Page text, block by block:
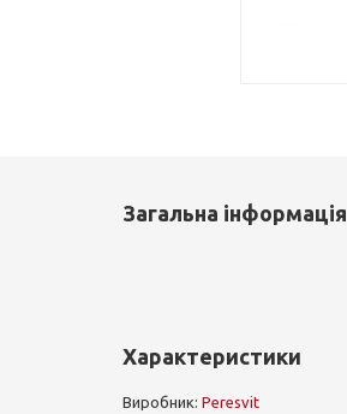
Загальна інформація
Характеристики
Виробник: Peresvit